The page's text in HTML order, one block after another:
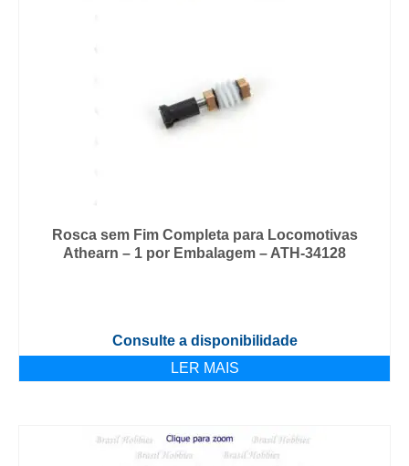
Rosca sem Fim Completa para Locomotivas
Athearn – 1 por Embalagem – ATH-34128
Consulte a disponibilidade
LER MAIS